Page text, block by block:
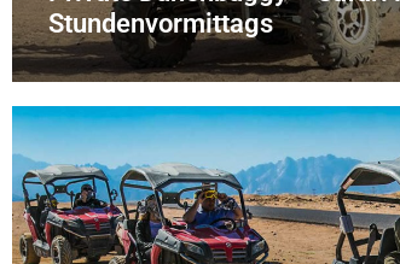
Stundenvormittags